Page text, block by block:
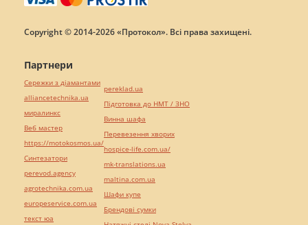
Copyright © 2014-2026 «Протокол». Всі права захищені.
Партнери
Сережки з діамантами
alliancetechnika.ua
миралинкс
Веб мастер
https://motokosmos.ua/
Синтезатори
perevod.agency
agrotechnika.com.ua
europeservice.com.ua
текст юа
pereklad.ua
Підготовка до НМТ / ЗНО
Винна шафа
Перевезення хворих
hospice-life.com.ua/
mk-translations.ua
maltina.com.ua
Шафи купе
Брендові сумки